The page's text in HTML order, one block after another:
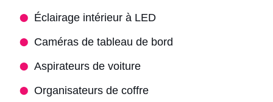
Éclairage intérieur à LED
Caméras de tableau de bord
Aspirateurs de voiture
Organisateurs de coffre